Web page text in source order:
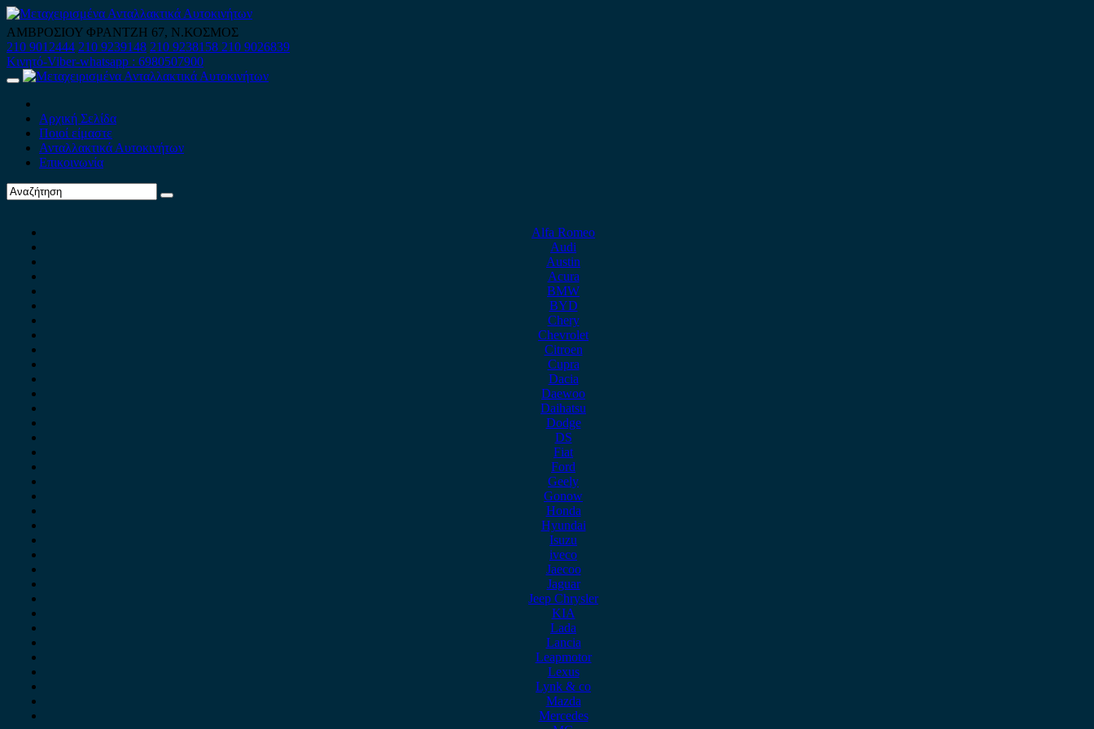
Skip
to
content
ΑΜΒΡΟΣΙΟΥ ΦΡΑΝΤΖΗ 67, Ν.ΚΟΣΜΟΣ
210 9012444 210 9239148 210 9238158 210 9026839
Κινητό-Viber-whatsapp : 6980507900
Primary
Αρχική Σελίδα
Ποιοί είμαστε
Ανταλλακτικά Αυτοκινήτων
Επικοινωνία
Alfa Romeo
Audi
Austin
Acura
BMW
BYD
Chery
Chevrolet
Citroen
Cupra
Dacia
Daewoo
Daihatsu
Dodge
DS
Fiat
Ford
Geely
Gonow
Honda
Hyundai
Isuzu
iveco
Jaecoo
Jaguar
Jeep Chrysler
KIA
Lada
Lancia
Leapmotor
Lexus
Lynk & co
Mazda
Mercedes